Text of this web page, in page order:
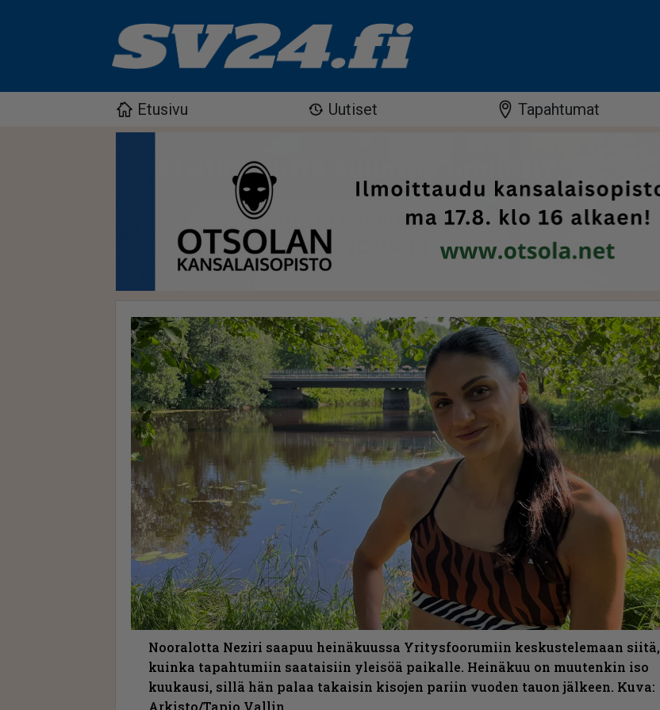
Etusivu Uutiset Tapahtumat
Nooralotta Neziri saapuu heinäkuussa Yritysfoorumiin keskustelemaan siitä,
kuinka tapahtumiin saataisiin yleisöä paikalle. Heinäkuu on muutenkin iso
kuukausi, sillä hän palaa takaisin kisojen pariin vuoden tauon jälkeen. Kuva:
Arkisto/Tapio Vallin